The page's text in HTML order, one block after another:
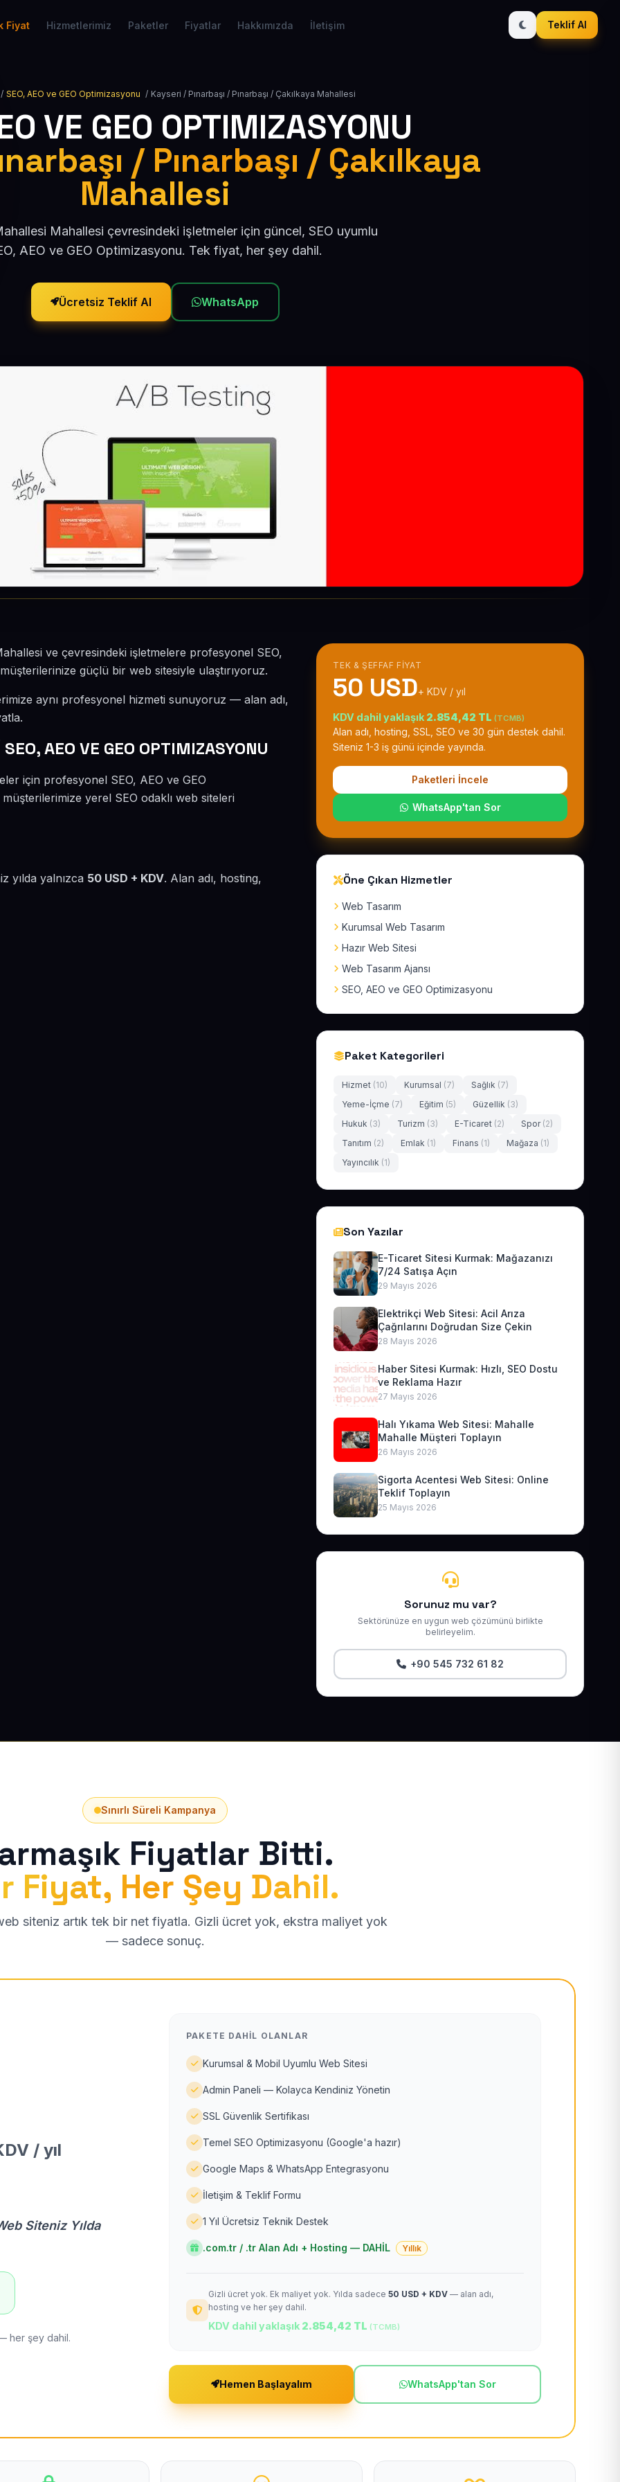
Fiyat Hizmetlerimiz Paketler Fiyatlar Hakkımızda İletişim Teklif Al
/ SEO, AEO ve GEO Optimizasyonu / Kayseri / Pınarbaşı / Pınarbaşı / Çakılkaya Mahallesi
VE GEO OPTIMIZASYONU
/ Pınarbaşı / Çakılkaya
Mahallesi
Mahallesi çevresindeki işletmeler için güncel, SEO uyumlu
AEO ve GEO Optimizasyonu. Tek fiyat, her şey dahil.
Ücretsiz Teklif Al WhatsApp
ve çevresindeki işletmelere profesyonel SEO,
güçlü bir web sitesiyle ulaştırıyoruz.
aynı profesyonel hizmeti sunuyoruz — alan adı,
AEO VE GEO OPTIMIZASYONU
için profesyonel SEO, AEO ve GEO
yerel SEO odaklı web siteleri
yılda yalnızca 50 USD + KDV. Alan adı, hosting,
TEK & ŞEFFAF FIYAT
50 USD+ KDV / yıl
KDV dahil yaklaşık 2.854,42 TL (TCMB)
Alan adı, hosting, SSL, SEO ve 30 gün destek dahil.
Siteniz 1-3 iş günü içinde yayında.
Paketleri İncele
WhatsApp'tan Sor
Öne Çıkan Hizmetler
Web Tasarım
Kurumsal Web Tasarım
Hazır Web Sitesi
Web Tasarım Ajansı
SEO, AEO ve GEO Optimizasyonu
Paket Kategorileri
Hizmet (10) Kurumsal (7) Sağlık (7)
Yeme-İçme (7) Eğitim (5) Güzellik (3)
Hukuk (3) Turizm (3) E-Ticaret (2) Spor (2)
Tanıtım (2) Emlak (1) Finans (1) Mağaza (1)
Yayıncılık (1)
Son Yazılar
E-Ticaret Sitesi Kurmak: Mağazanızı
7/24 Satışa Açın
29 Mayıs 2026
Elektrikçi Web Sitesi: Acil Arıza
Çağrılarını Doğrudan Size Çekin
28 Mayıs 2026
Haber Sitesi Kurmak: Hızlı, SEO Dostu
ve Reklama Hazır
27 Mayıs 2026
Halı Yıkama Web Sitesi: Mahalle
Mahalle Müşteri Toplayın
26 Mayıs 2026
Sigorta Acentesi Web Sitesi: Online
Teklif Toplayın
25 Mayıs 2026
Sorunuz mu var?
Sektörünüze en uygun web çözümünü birlikte
belirleyelim.
+90 545 732 61 82
Sınırlı Süreli Kampanya
Fiyatlar Bitti.
Fiyat, Her Şey Dahil.
siteniz artık tek bir net fiyatla. Gizli ücret yok, ekstra maliyet yok
— sadece sonuç.
/ yıl
Siteniz Yılda
her şey dahil.
PAKETE DAHIL OLANLAR
Kurumsal & Mobil Uyumlu Web Sitesi
Admin Paneli — Kolayca Kendiniz Yönetin
SSL Güvenlik Sertifikası
Temel SEO Optimizasyonu (Google'a hazır)
Google Maps & WhatsApp Entegrasyonu
İletişim & Teklif Formu
1 Yıl Ücretsiz Teknik Destek
.com.tr / .tr Alan Adı + Hosting — DAHİL Yıllık
Gizli ücret yok. Ek maliyet yok. Yılda sadece 50 USD + KDV — alan adı,
hosting ve her şey dahil.
KDV dahil yaklaşık 2.854,42 TL (TCMB)
Hemen Başlayalım WhatsApp'tan Sor